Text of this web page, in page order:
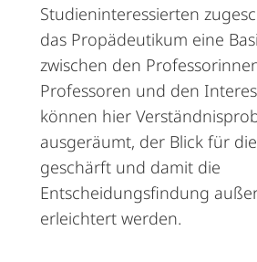
Studieninteressierten
das Propädeutikum eine
zwischen den
Professoren und den
können hier
ausgeräumt, der Blick für
geschärft und damit die
Entscheidungsfindung
erleichtert werden.